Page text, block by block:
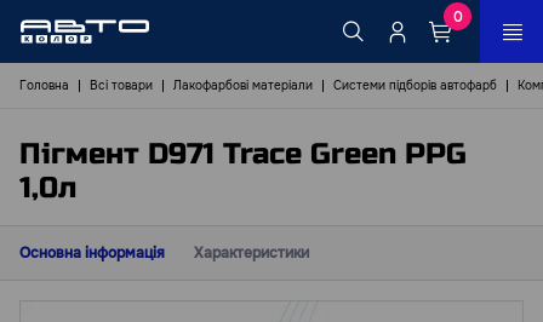
0
Головна Всі товари Лакофарбові матеріали Системи підборів автофарб
Пігмент D971 Trace Green PPG
1,0л
Основна інформація Характеристики